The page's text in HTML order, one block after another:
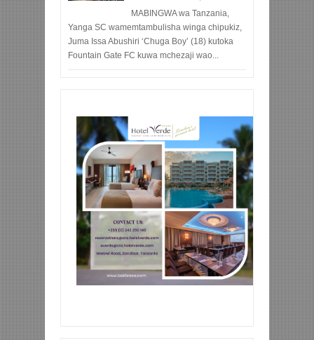
MABINGWA wa Tanzania,
Yanga SC wamemtambulisha winga chipukiz,
Juma Issa Abushiri ‘Chuga Boy’ (18) kutoka
Fountain Gate FC kuwa mchezaji wao...